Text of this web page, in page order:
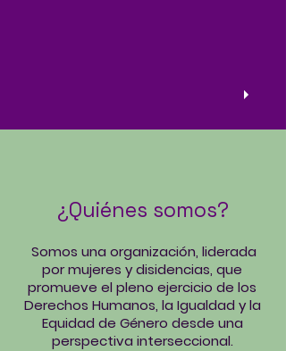
¿Quiénes somos?
Somos una organización, liderada
por mujeres y disidencias, que
promueve el pleno ejercicio de los
Derechos Humanos, la Igualdad y la
Equidad de Género desde una
perspectiva interseccional.